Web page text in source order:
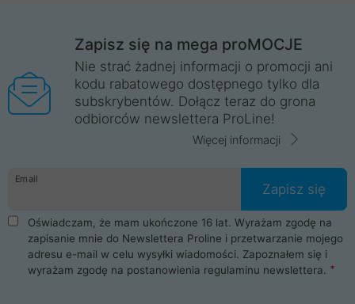
Zapisz się na mega proMOCJE
Nie strać żadnej informacji o promocji ani
kodu rabatowego dostępnego tylko dla
subskrybentów. Dołącz teraz do grona
odbiorców newslettera ProLine!
Więcej informacji
Email
Zapisz się
Oświadczam, że mam ukończone 16 lat. Wyrażam zgodę na
zapisanie mnie do Newslettera Proline i przetwarzanie mojego
adresu e-mail w celu wysyłki wiadomości. Zapoznałem się i
wyrażam zgodę na postanowienia regulaminu newslettera.